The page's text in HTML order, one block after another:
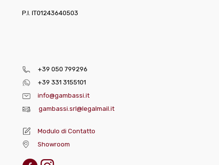
P.I. IT01243640503
+39 050 799296
+39 331 3155101
info@gambassi.it
gambassi.srl@legalmail.it
Modulo di Contatto
Showroom